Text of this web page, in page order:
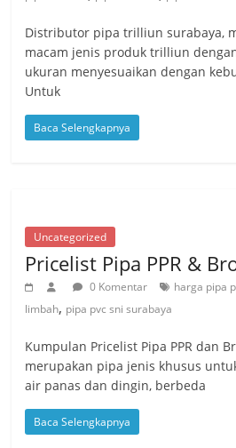
Distributor pipa trilliun surabaya,
macam jenis produk trilliun
ukuran menyesuaikan dengan
Untuk
Baca Selengkapnya
Uncategorized
Pricelist Pipa PPR &
0 Komentar harga pipa
limbah, pipa pvc sni surabaya
Kumpulan Pricelist Pipa PPR dan
merupakan pipa jenis khusus
air panas dan dingin, berbeda
Baca Selengkapnya